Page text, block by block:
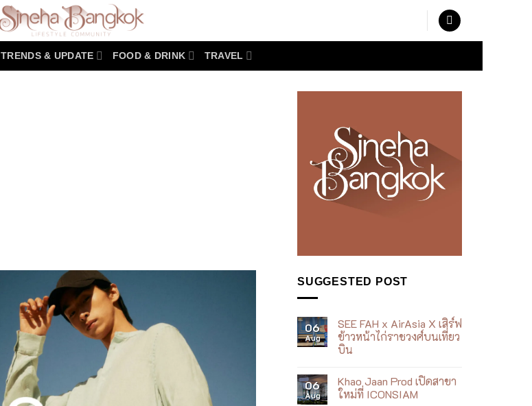
TRENDS & UPDATE FOOD & DRINK TRAVEL
SUGGESTED POST
06
Aug
SEE FAH x AirAsia X เสิร์ฟ
ข้าวหน้าไก่ราชวงศ์บนเที่ยว
บิน
on
SEE
FAH
06
Aug
Khao Jaan Prod เปิดสาขา
ใหม่ที่ ICONSIAM